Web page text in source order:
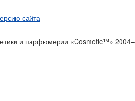
сайта
и парфюмерии «Cosmetic™» 2004–